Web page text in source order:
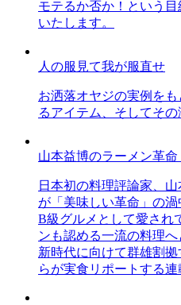
モテるか否か！という
いたします。
人の服見て我が服直せ
お洒落オヤジの実例を
るアイテム、そしてその
山本益博のラーメン革命
日本初の料理評論家、
が「美味しい革命」の
B級グルメとして愛され
ンも認める一流の料理へ
新時代に向けて群雄割
らが実食リポートする連